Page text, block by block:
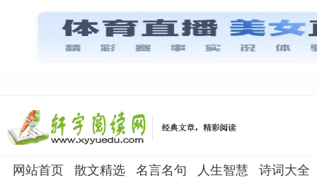
网站首页 散文精选 名言名句 人生智慧 诗词大全